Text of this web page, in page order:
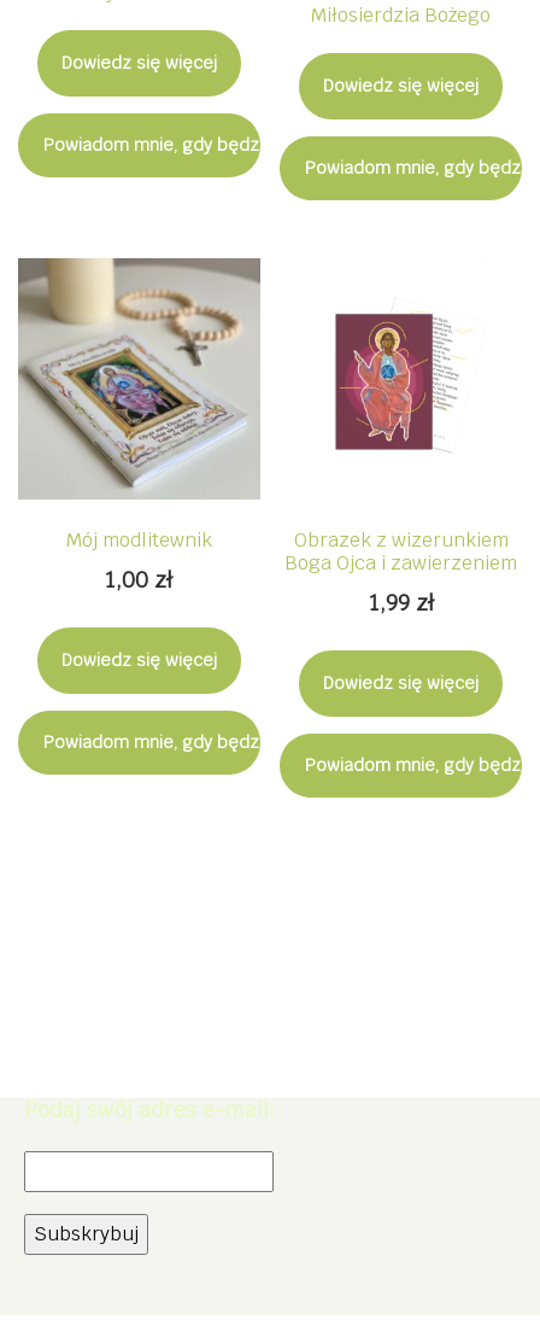
Dowiedz się więcej
Powiadom mnie, gdy będzie dostępny
Miłosierdzia Bożego
Dowiedz się więcej
Powiadom mnie, gdy
Mój modlitewnik
1,00 zł
Dowiedz się więcej
Powiadom mnie, gdy będzie dostępny
Obrazek z wizerunkiem
Boga Ojca i zawierzeniem
1,99 zł
Dowiedz się więcej
Powiadom mnie, gdy
Podaj swój adres e-mail: